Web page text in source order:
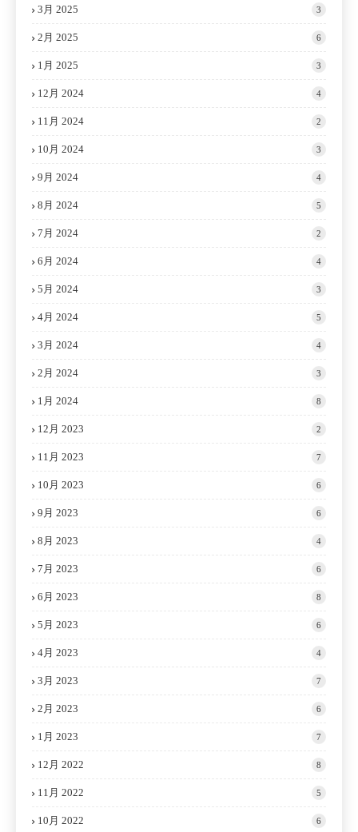
3月 2025 3
2月 2025 6
1月 2025 3
12月 2024 4
11月 2024 2
10月 2024 3
9月 2024 4
8月 2024 5
7月 2024 2
6月 2024 4
5月 2024 3
4月 2024 5
3月 2024 4
2月 2024 3
1月 2024 8
12月 2023 2
11月 2023 7
10月 2023 6
9月 2023 6
8月 2023 4
7月 2023 6
6月 2023 8
5月 2023 6
4月 2023 4
3月 2023 7
2月 2023 6
1月 2023 7
12月 2022 8
11月 2022 5
10月 2022 6